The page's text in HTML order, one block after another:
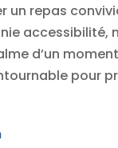
un repas
d’un
pour